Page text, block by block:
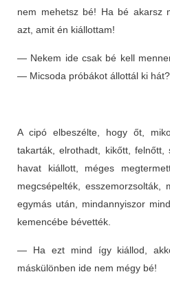
nem mehetsz bé! Ha bé akarsz
azt, amit én kiállottam!
— Nekem ide csak bé kell
— Micsoda próbákot állottál ki hát?
A cipó elbeszélte, hogy őt,
takarták, elrothadt, kikőtt, felnőtt,
havat kiállott, méges
megcsépelték, esszemorzsolták,
egymás után, mindannyiszor
kemencébe bévették.
— Ha ezt mind így kiállod,
máskülönben ide nem mégy bé!